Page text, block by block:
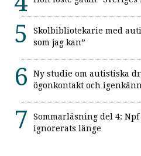
Skolbibliotekarie med
som jag kan”
Ny studie om autistiska
ögonkontakt och
Sommarläsning del 4:
ignorerats länge